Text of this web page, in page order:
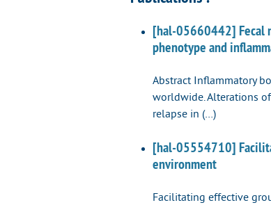
[hal-05660442] Fecal
phenotype and
Abstract Inflammatory
worldwide. Alterations
relapse in (…)
[hal-05554710]
environment
Facilitating effective